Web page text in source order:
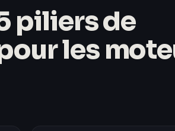
piliers de
les